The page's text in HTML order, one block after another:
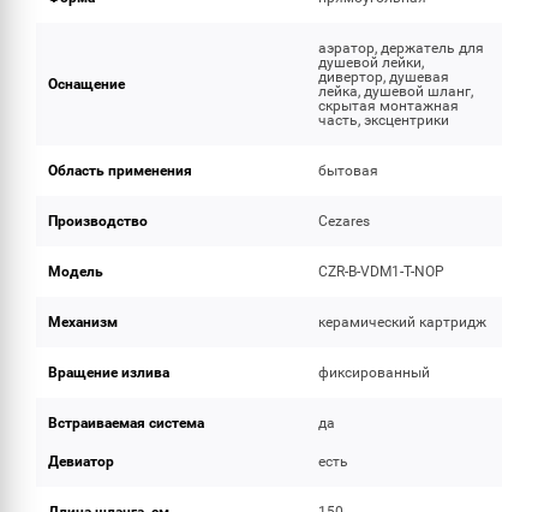
Оснащение
аэратор, держатель для
душевой лейки,
дивертор, душевая
лейка, душевой шланг,
скрытая монтажная
часть, эксцентрики
Область применения бытовая
Производство Cezares
Модель CZR-B-VDM1-T-NOP
Механизм керамический картридж
Вращение излива фиксированный
Встраиваемая система да
Девиатор есть